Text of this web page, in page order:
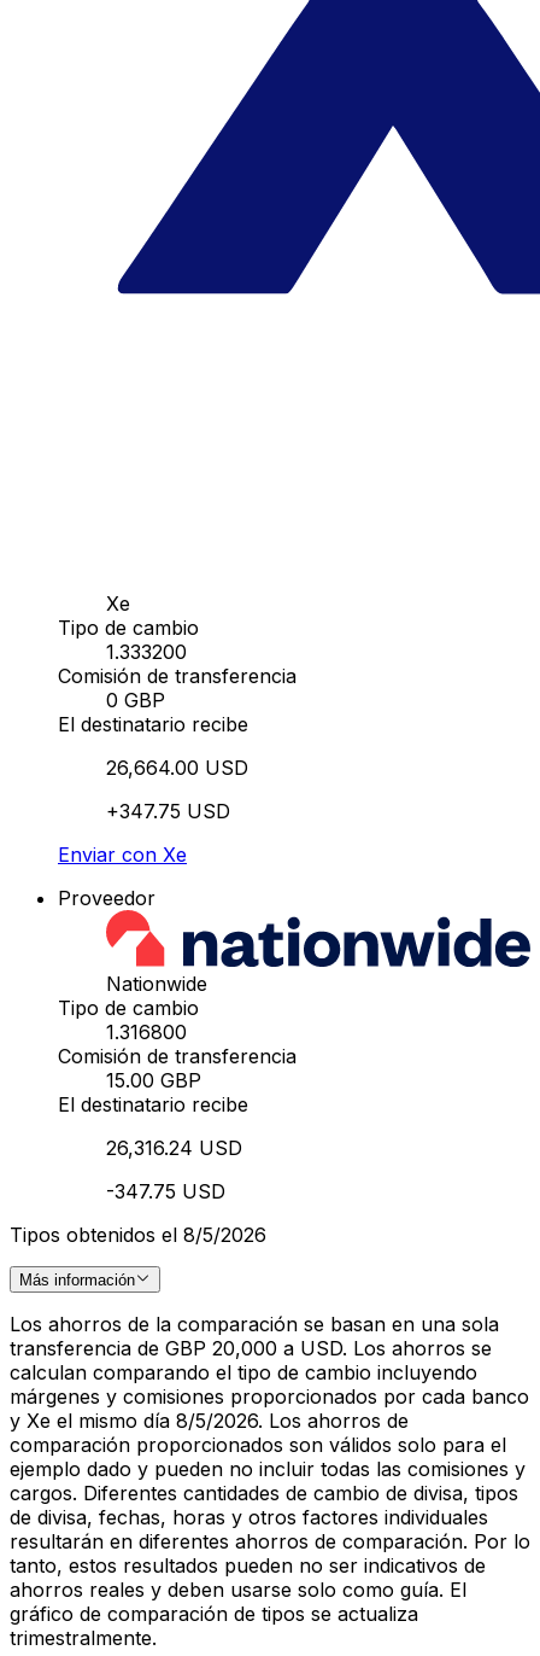
Xe
Tipo de cambio
1.333200
Comisión de transferencia
0 GBP
El destinatario recibe
26,664.00 USD
+347.75 USD
Enviar con Xe
Proveedor
Nationwide
Tipo de cambio
1.316800
Comisión de transferencia
15.00 GBP
El destinatario recibe
26,316.24 USD
-347.75 USD
Tipos obtenidos el 8/5/2026
Más información
Los ahorros de la comparación se basan en una sola
transferencia de GBP 20,000 a USD. Los ahorros se
calculan comparando el tipo de cambio incluyendo
márgenes y comisiones proporcionados por cada banco
y Xe el mismo día 8/5/2026. Los ahorros de
comparación proporcionados son válidos solo para el
ejemplo dado y pueden no incluir todas las comisiones y
cargos. Diferentes cantidades de cambio de divisa, tipos
de divisa, fechas, horas y otros factores individuales
resultarán en diferentes ahorros de comparación. Por lo
tanto, estos resultados pueden no ser indicativos de
ahorros reales y deben usarse solo como guía. El
gráfico de comparación de tipos se actualiza
trimestralmente.